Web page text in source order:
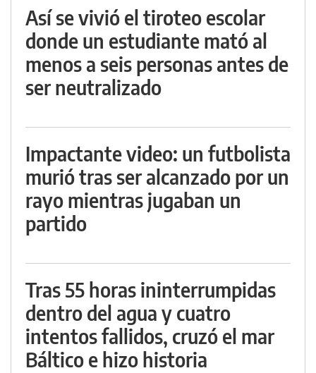
Así se vivió el tiroteo escolar
donde un estudiante mató al
menos a seis personas antes de
ser neutralizado
Impactante video: un futbolista
murió tras ser alcanzado por un
rayo mientras jugaban un
partido
Tras 55 horas ininterrumpidas
dentro del agua y cuatro
intentos fallidos, cruzó el mar
Báltico e hizo historia